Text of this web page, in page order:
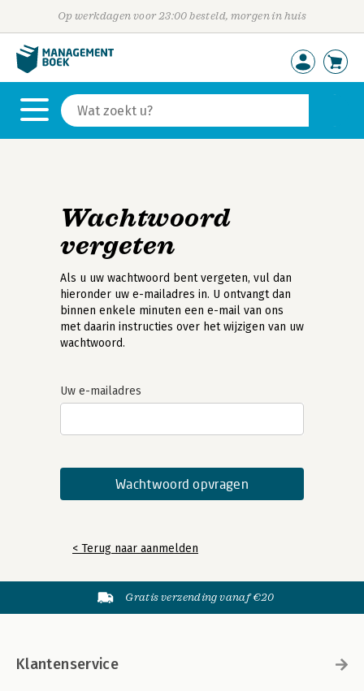
Op werkdagen voor 23:00 besteld, morgen in huis
Wachtwoord
vergeten
Als u uw wachtwoord bent vergeten, vul dan
hieronder uw e-mailadres in. U ontvangt dan
binnen enkele minuten een e-mail van ons
met daarin instructies over het wijzigen van uw
wachtwoord.
Uw e-mailadres
< Terug naar aanmelden
Gratis verzending vanaf €20
Klantenservice